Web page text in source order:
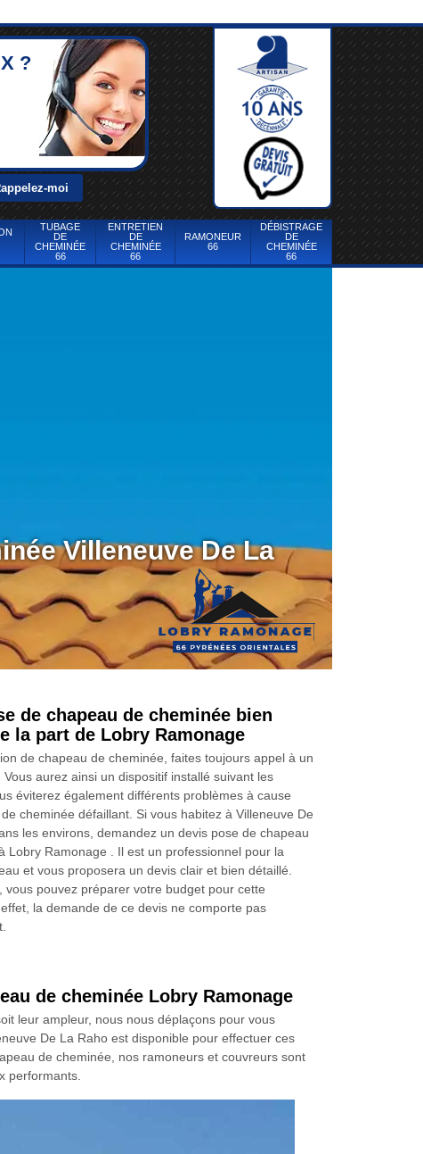
?
TUBAGE
DE
CHEMINÉE
66
ENTRETIEN
DE
CHEMINÉE
66
RAMONEUR
66
DÉBISTRAGE
DE
CHEMINÉE
66
Villeneuve De La
de chapeau de cheminée bien
la part de Lobry Ramonage
de chapeau de cheminée, faites toujours appel à un
Vous aurez ainsi un dispositif installé suivant les
éviterez également différents problèmes à cause
de cheminée défaillant. Si vous habitez à Villeneuve De
les environs, demandez un devis pose de chapeau
Lobry Ramonage . Il est un professionnel pour la
et vous proposera un devis clair et bien détaillé.
vous pouvez préparer votre budget pour cette
la demande de ce devis ne comporte pas
de cheminée Lobry Ramonage
leur ampleur, nous nous déplaçons pour vous
De La Raho est disponible pour effectuer ces
de cheminée, nos ramoneurs et couvreurs sont
performants.